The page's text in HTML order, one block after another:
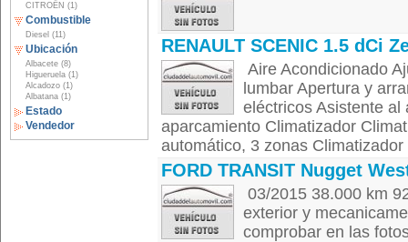
CITROËN (1)
Combustible
Diesel (11)
Ubicación
Albacete (8)
Higueruela (1)
Alcadozo (1)
Albatana (1)
Estado
Vendedor
RENAULT SCENIC 1.5 dCi
Aire Acondicionado
lumbar Apertura y
eléctricos Asistente al
aparcamiento Climatizador
automático, 3 zonas Climatizador
FORD TRANSIT Nugget
03/2015 38.000 km
exterior y
comprobar en las